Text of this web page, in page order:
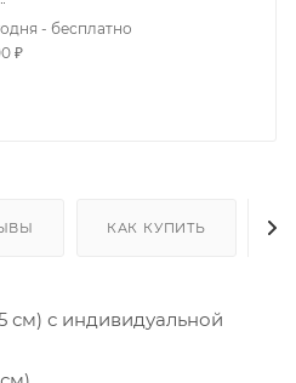
- бесплатно
₽
КАК КУПИТЬ
см) с индивидуальной